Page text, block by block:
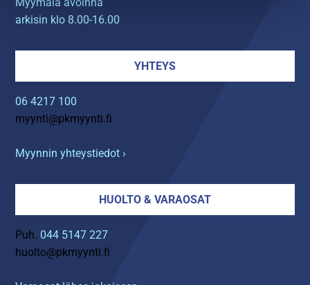
arkisin klo 8.00-16.00
YHTEYS
06 4217 100
myynti@pkmyynti.fi
Myynnin yhteystiedot ›
HUOLTO & VARAOSAT
Puh. 044 5147 227
huolto@pkmyynti.fi